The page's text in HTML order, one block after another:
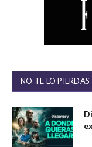
NO TE LO PIERDAS